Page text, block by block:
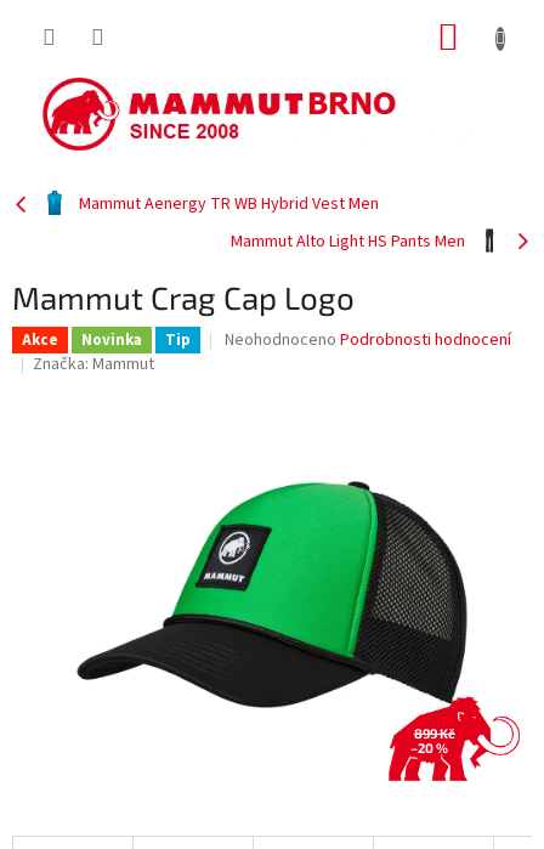
Mammut Aenergy TR WB Hybrid Vest Men
Mammut Alto Light HS Pants Men
Mammut Crag Cap Logo
Akce Novinka Tip
Průměrné
hvězdiček.
Neohodnoceno Podrobnosti hodnocení
Značka: Mammut
899 Kč
–20 %